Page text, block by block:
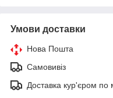
Умови доставки
Нова Пошта
Самовивіз
Доставка кур'єром по